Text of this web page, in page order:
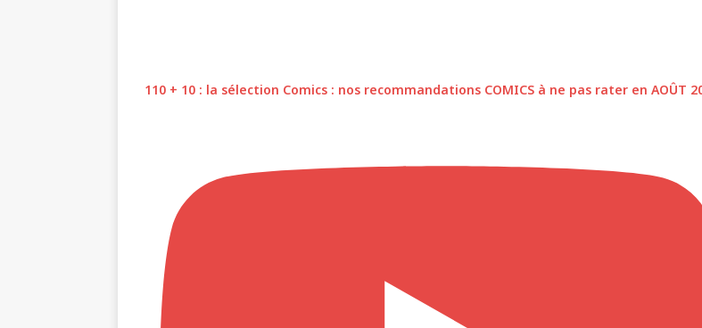
110 + 10 : la sélection Comics : nos recommandations COMICS à ne pas rater en AOÛT